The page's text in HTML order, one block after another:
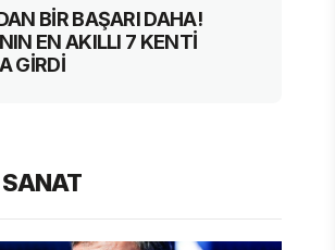
BİR BAŞARI DAHA!
EN AKILLI 7 KENTİ
GİRDİ